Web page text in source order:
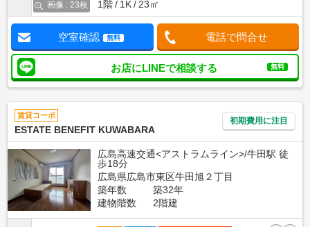
画像 : 23枚 1階 1K 23㎡
空室確認 無料 電話で問合せ
お店にLINEで相談する 無料
賃貸コーポ
ESTATE BENEFIT KUWABARA
初期費用に注目
広島高速交通<アストラムライン>/牛田駅 徒
歩18分
広島県広島市東区牛田旭２丁目
築年数
築32年
建物階数
2階建